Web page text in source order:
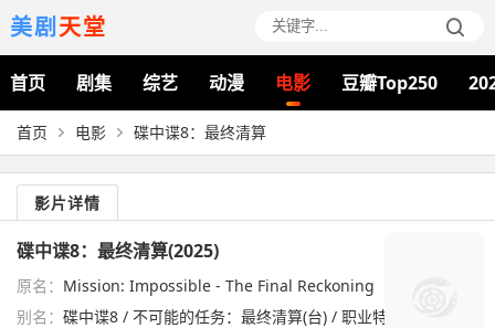
美剧天堂
首页 剧集 综艺 动漫 电影 豆瓣Top250
首页 电影 碟中谍8：最终清算
影片详情
碟中谍8：最终清算(2025)
原名： Mission: Impossible - The Final Reckoning
别名： 碟中谍8 / 不可能的任务：最终清算(台) / 职业特工队：最终